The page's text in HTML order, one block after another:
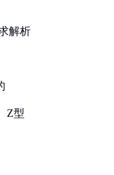
解析
Z型